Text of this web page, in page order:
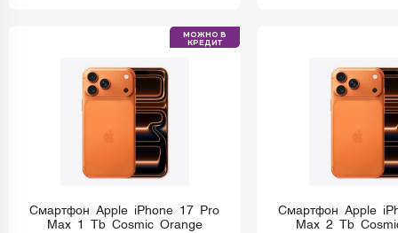
МОЖНО В
КРЕДИТ
Смартфон Apple iPhone 17 Pro
Max 1 Tb Cosmic Orange
Смартфон Apple
Max 2 Tb